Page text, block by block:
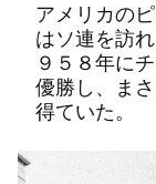
アメリカの
はソ連を訪
９５８年に
優勝し、ま
得ていた。